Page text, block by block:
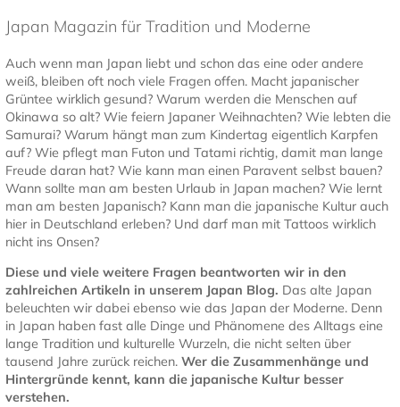
Japan Magazin für Tradition und Moderne
Auch wenn man Japan liebt und schon das eine oder andere
weiß, bleiben oft noch viele Fragen offen. Macht japanischer
Grüntee wirklich gesund? Warum werden die Menschen auf
Okinawa so alt? Wie feiern Japaner Weihnachten? Wie lebten die
Samurai? Warum hängt man zum Kindertag eigentlich Karpfen
auf? Wie pflegt man Futon und Tatami richtig, damit man lange
Freude daran hat? Wie kann man einen Paravent selbst bauen?
Wann sollte man am besten Urlaub in Japan machen? Wie lernt
man am besten Japanisch? Kann man die japanische Kultur auch
hier in Deutschland erleben? Und darf man mit Tattoos wirklich
nicht ins Onsen?
Diese und viele weitere Fragen beantworten wir in den
zahlreichen Artikeln in unserem Japan Blog. Das alte Japan
beleuchten wir dabei ebenso wie das Japan der Moderne. Denn
in Japan haben fast alle Dinge und Phänomene des Alltags eine
lange Tradition und kulturelle Wurzeln, die nicht selten über
tausend Jahre zurück reichen. Wer die Zusammenhänge und
Hintergründe kennt, kann die japanische Kultur besser
verstehen.